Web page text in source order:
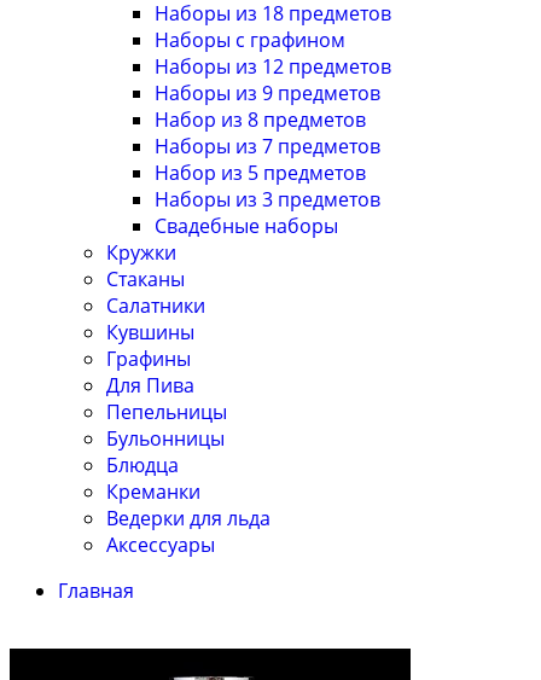
Наборы из 18 предметов
Наборы с графином
Наборы из 12 предметов
Наборы из 9 предметов
Набор из 8 предметов
Наборы из 7 предметов
Набор из 5 предметов
Наборы из 3 предметов
Свадебные наборы
Кружки
Стаканы
Салатники
Кувшины
Графины
Для Пива
Пепельницы
Бульонницы
Блюдца
Креманки
Ведерки для льда
Аксессуары
Главная